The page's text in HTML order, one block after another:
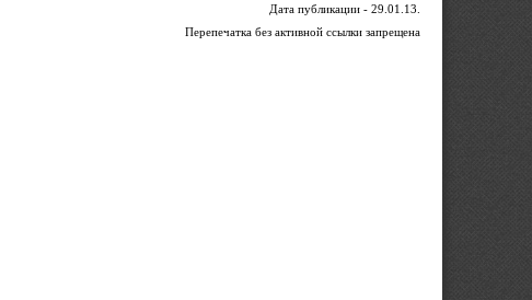
Дата публикации - 29.01.13.
Перепечатка без активной ссылки запрещена